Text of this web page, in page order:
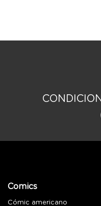
Comics
Cómic americano